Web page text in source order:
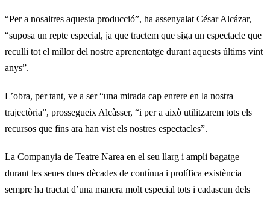
“Per a nosaltres aquesta producció”, ha assenyalat César Alcázar,
“suposa un repte especial, ja que tractem que siga un espectacle que
reculli tot el millor del nostre aprenentatge durant aquests últims vint
anys”.
L’obra, per tant, ve a ser “una mirada cap enrere en la nostra
trajectòria”, prossegueix Alcàsser, “i per a això utilitzarem tots els
recursos que fins ara han vist els nostres espectacles”.
La Companyia de Teatre Narea en el seu llarg i ampli bagatge
durant les seues dues dècades de contínua i prolífica existència
sempre ha tractat d’una manera molt especial tots i cadascun dels